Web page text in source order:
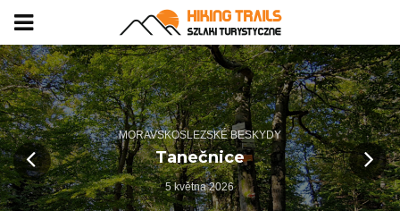
MORAVSKOSLEZSKÉ BESKYDY
Tanečnice
5 května 2026